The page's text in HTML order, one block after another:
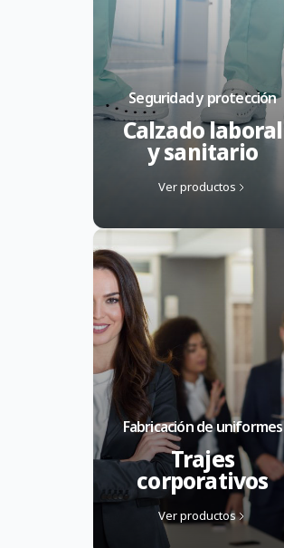
Seguridad y protección
Calzado laboral
y sanitario
Ver productos
Fabricación de uniformes
Trajes
corporativos
Ver productos